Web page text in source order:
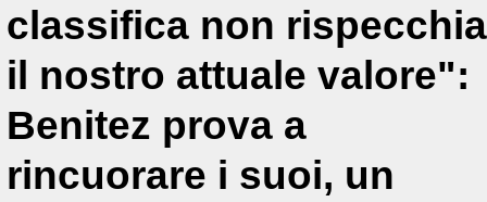
classifica non rispecchia
il nostro attuale valore":
Benitez prova a
rincuorare i suoi, un